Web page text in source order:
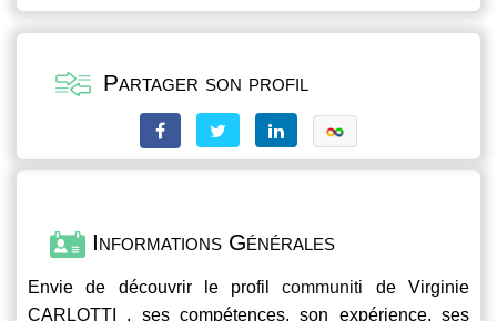
Partager son profil
Informations Générales
Envie de découvrir le profilcommuniti de Virginie
CARLOTTI , ses compétences, son expérience, ses